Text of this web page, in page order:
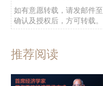
如有意愿转载，请发邮件至
确认及授权后，方可转载。
推荐阅读